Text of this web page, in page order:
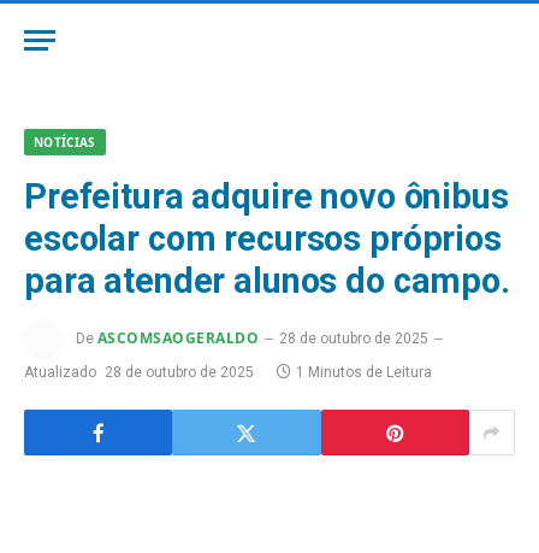
NOTÍCIAS
Prefeitura adquire novo ônibus
escolar com recursos próprios
para atender alunos do campo.
De ASCOMSAOGERALDO
28 de outubro de 2025
Atualizado 28 de outubro de 2025 1 Minutos de Leitura